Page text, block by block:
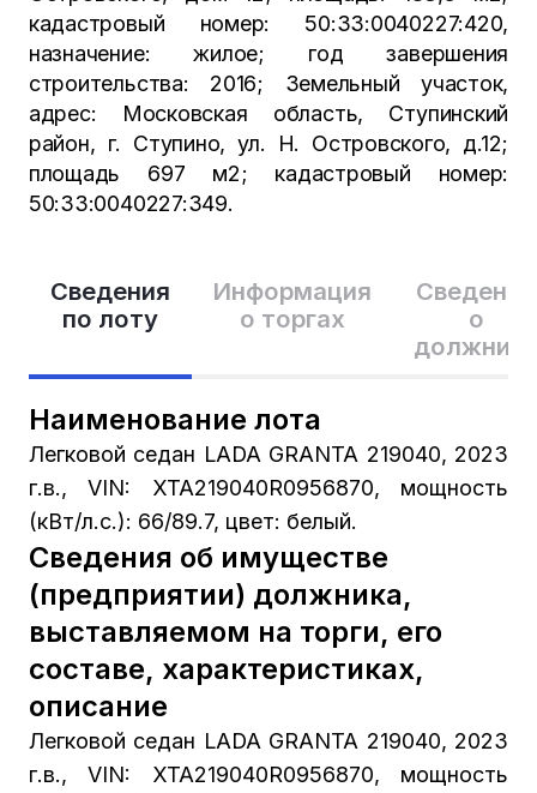
Сведения
по лоту
Информация
о торгах
Сведения
о
Наименование лота
Легковой седан LADA GRANTA 219040, 2023
г.в., VIN: XTA219040R0956870, мощность
(кВт/л.с.): 66/89.7, цвет: белый.
Сведения об имуществе
(предприятии) должника,
выставляемом на торги, его
составе, характеристиках,
описание
Легковой седан LADA GRANTA 219040, 2023
г.в., VIN: XTA219040R0956870, мощность
кадастровый номер: 50:33:0040227:420,
назначение: жилое; год завершения
строительства: 2016; Земельный участок,
адрес: Московская область, Ступинский
район, г. Ступино, ул. Н. Островского, д.12;
площадь 697 м2; кадастровый номер:
50:33:0040227:349.